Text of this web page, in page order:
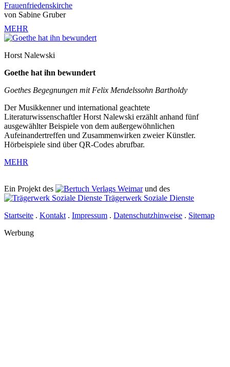
Frauenfriedenskirche
von Sabine Gruber
MEHR
Horst Nalewski
Goethe hat ihn bewundert
Goethes Begegnungen mit Felix Mendelssohn Bartholdy
Der Musikkenner und international geachtete
Literaturwissenschaftler Horst Nalewski erzählt anhand fünf
ausgewählter Beispiele von dem außergewöhnlichen
Aufeinandertreffen und Zusammenwirken zweier Künstler.
Hörbeispiele sind über QR-Codes abrufbar.
MEHR
Ein Projekt des Verlags Weimarund des
Trägerwerk Soziale Dienste
Startseite . Kontakt . Impressum . Datenschutzhinweise . Sitemap
Werbung